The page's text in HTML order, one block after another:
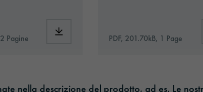
technical-data-sheet-europe-it.pdf
Pagine Download: PDF, 201.70kB, 1 Page
nella descrizione del prodotto, ad es. Le